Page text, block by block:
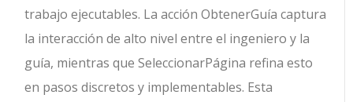
trabajo ejecutables. La acción ObtenerGuía captura
la interacción de alto nivel entre el ingeniero y la
guía, mientras que SeleccionarPágina refina esto
en pasos discretos y implementables. Esta